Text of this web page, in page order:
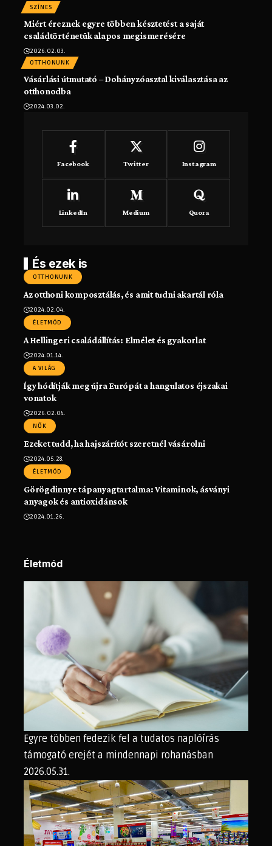
SZÍNES
Miért éreznek egyre többen késztetést a saját
családtörténetük alapos megismerésére
2026.02.03.
OTTHONUNK
Vásárlási útmutató – Dohányzóasztal kiválasztása az
otthonodba
2024.03.02.
Facebook Twitter Instagram
LinkedIn Medium Quora
És ezek is
OTTHONUNK
Az otthoni komposztálás, és amit tudni akartál róla
2024.02.04.
ÉLETMÓD
A Hellingeri családállítás: Elmélet és gyakorlat
2024.01.14.
A VILÁG
Így hódítják meg újra Európát a hangulatos éjszakai
vonatok
2026.02.04.
NŐK
Ezeket tudd, ha hajszárítót szeretnél vásárolni
2024.05.28.
ÉLETMÓD
Görögdinnye tápanyagtartalma: Vitaminok, ásványi
anyagok és antioxidánsok
2024.01.26.
Életmód
Egyre többen fedezik fel a tudatos naplóírás
támogató erejét a mindennapi rohanásban
2026.05.31.